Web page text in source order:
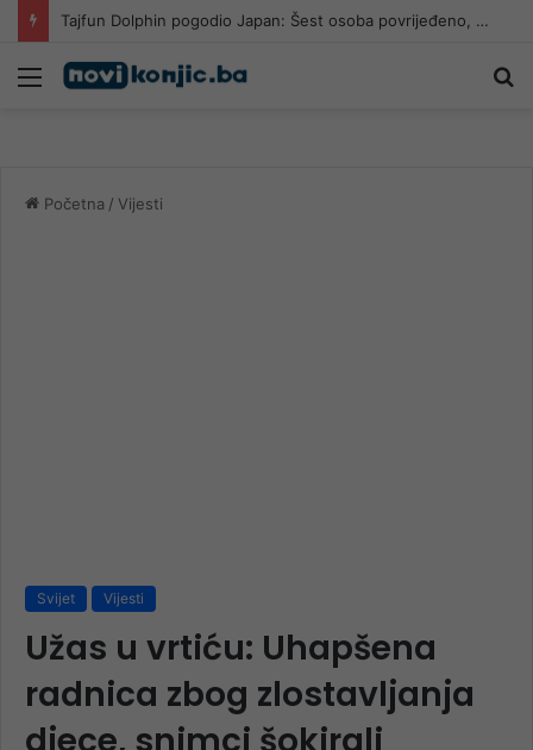
Tajfun Dolphin pogodio Japan: Šest osoba povrijeđeno, više od 50.000 objekata ostalo bez struje
Meni
Početna / Vijesti
Svijet Vijesti
Užas u vrtiću: Uhapšena
radnica zbog zlostavljanja